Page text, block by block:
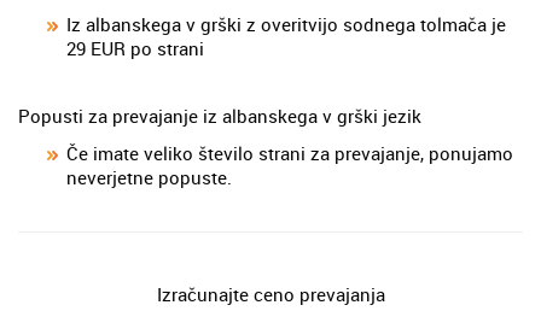
Iz albanskega v grški z overitvijo sodnega tolmača je
29 EUR po strani
Popusti za prevajanje iz albanskega v grški jezik
Če imate veliko število strani za prevajanje, ponujamo
neverjetne popuste.
Izračunajte ceno prevajanja